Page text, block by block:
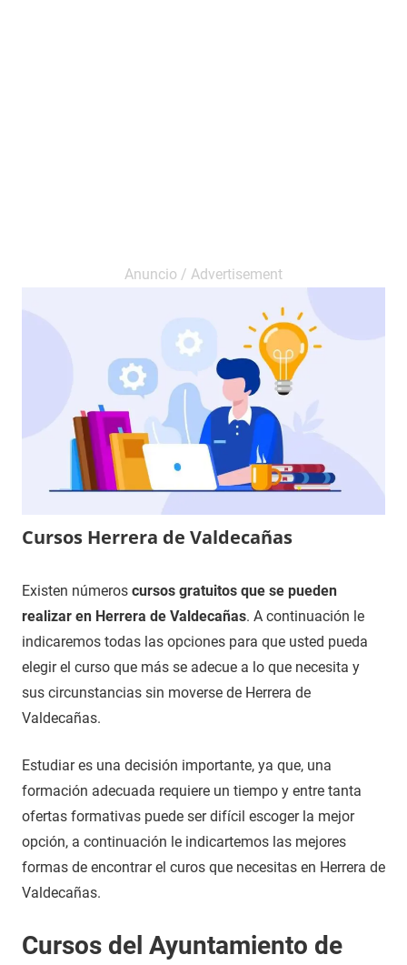
Cursos Herrera de Valdecañas
13
de
enero
2021
Maria
Cursos
en
Palencia
Existen números cursos gratuitos que se pueden
realizar en Herrera de Valdecañas. A continuación le
indicaremos todas las opciones para que usted pueda
elegir el curso que más se adecue a lo que necesita y
sus circunstancias sin moverse de Herrera de
Valdecañas.
Estudiar es una decisión importante, ya que, una
formación adecuada requiere un tiempo y entre tanta
ofertas formativas puede ser difícil escoger la mejor
opción, a continuación le indicartemos las mejores
formas de encontrar el curos que necesitas en Herrera de
Valdecañas.
Cursos del Ayuntamiento de